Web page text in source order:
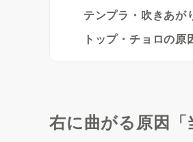
テンプラ・吹きあが
トップ・チョロの原
右に曲がる原因「